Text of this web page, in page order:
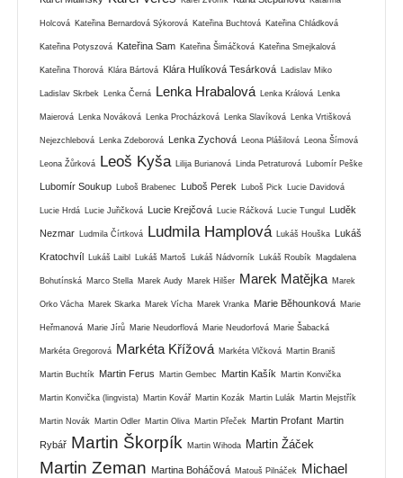
Holcová Kateřina Bernardová Sýkorová Kateřina Buchtová Kateřina Chládková
Kateřina Potyszová Kateřina Sam Kateřina Šimáčková Kateřina Smejkalová
Kateřina Thorová Klára Bártová Klára Hulíková Tesárková Ladislav Miko
Ladislav Skrbek Lenka Černá Lenka Hrabalová Lenka Králová Lenka
Maierová Lenka Nováková Lenka Procházková Lenka Slavíková Lenka Vrtišková
Nejezchlebová Lenka Zdeborová Lenka Zychová Leona Plášilová Leona Šímová
Leona Žůrková Leoš Kyša Lilija Burianová Linda Petraturová Lubomír Peške
Lubomír Soukup Luboš Brabenec Luboš Perek Luboš Pick Lucie Davidová
Lucie Hrdá Lucie Juřičková Lucie Krejčová Lucie Ráčková Lucie Tungul Luděk
Nezmar Ludmila Čírtková Ludmila Hamplová Lukáš Houška Lukáš
Kratochvíl Lukáš Laibl Lukáš Martoš Lukáš Nádvorník Lukáš Roubík Magdalena
Bohutínská Marco Stella Marek Audy Marek Hilšer Marek Matějka Marek
Orko Vácha Marek Skarka Marek Vícha Marek Vranka Marie Běhounková Marie
Heřmanová Marie Jírů Marie Neudorflová Marie Neudorfová Marie Šabacká
Markéta Gregorová Markéta Křížová Markéta Vlčková Martin Braniš
Martin Buchtík Martin Ferus Martin Gembec Martin Kašík Martin Konvička
Martin Konvička (lingvista) Martin Kovář Martin Kozák Martin Lulák Martin Mejstřík
Martin Novák Martin Odler Martin Oliva Martin Přeček Martin Profant Martin
Rybář Martin Škorpík Martin Wihoda Martin Žáček
Martin Zeman Martina Boháčová Matouš Pilnáček
Michael